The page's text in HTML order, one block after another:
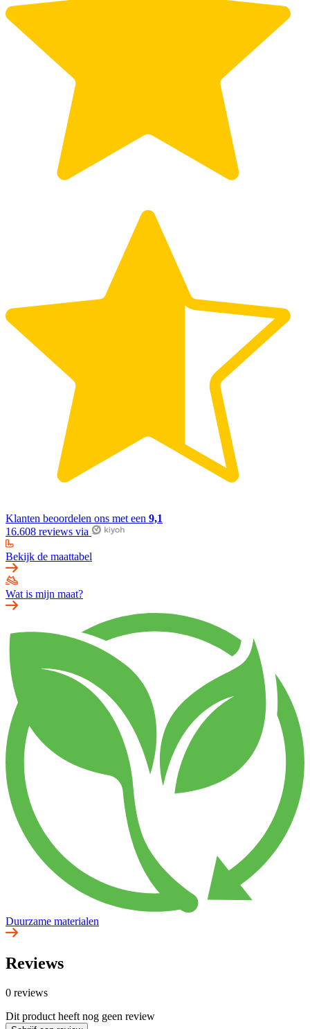
Klanten beoordelen ons met een 9,1
16.608 reviews via
Bekijk de maattabel
Wat is mijn maat?
Duurzame materialen
Reviews
0 reviews
Dit product heeft nog geen review